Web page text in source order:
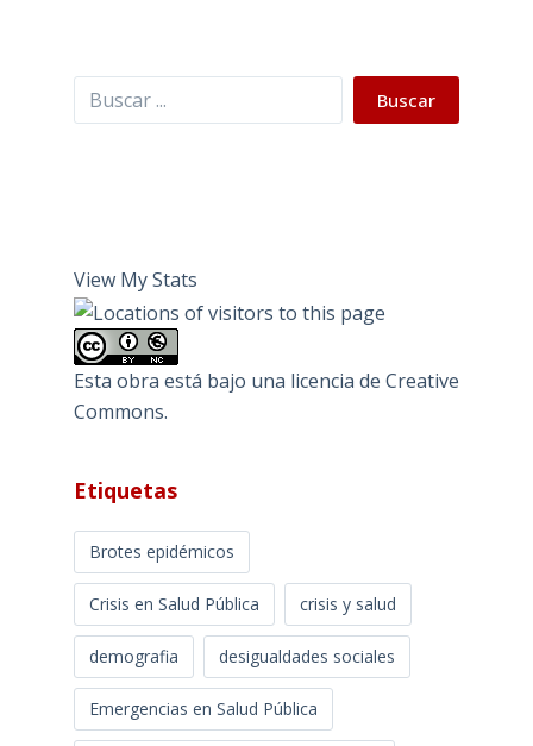
Buscar Buscar
View My Stats
Esta obra está bajo una licencia de Creative
Commons.
Etiquetas
Brotes epidémicos
Crisis en Salud Pública crisis y salud
demografia desigualdades sociales
Emergencias en Salud Pública